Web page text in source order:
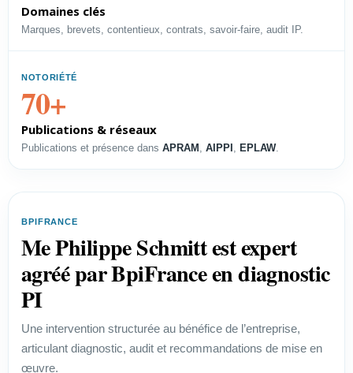
Voir le profil →
PROFIL
Directeur Juridique
Structurer une délégation
industrielle.
Voir le profil →
PROFIL
Start-up
Domaines clés
Marques, brevets, contentieux, contrats, savoir-faire, audit IP.
NOTORIÉTÉ
70+
Publications & réseaux
Publications et présence dans APRAM , AIPPI , EPLAW.
BPIFRANCE
Me Philippe Schmitt est expert
agréé par BpiFrance en diagnostic
PI
Une intervention structurée au bénéfice de l’entreprise,
articulant diagnostic, audit et recommandations de mise en
œuvre.